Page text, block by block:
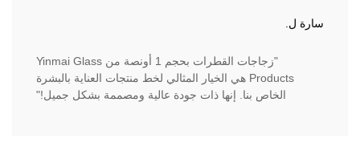
سارة ل.
"زجاجات القطرات بحجم 1 أونصة من Yinmai Glass
Products هي الخيار المثالي لخط منتجات العناية بالبشرة
الخاص بنا. إنها ذات جودة عالية ومصممة بشكل جميل!"